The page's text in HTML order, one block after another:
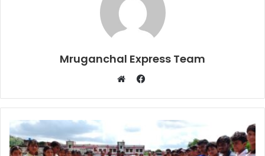
Mruganchal Express Team
Facebook